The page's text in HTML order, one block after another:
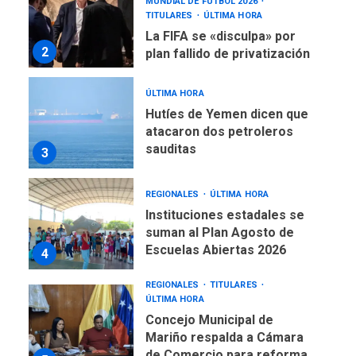
2
TITULARES
ÚLTIMA HORA
La FIFA se «disculpa» por
plan fallido de privatización
3
ÚLTIMA HORA
Hutíes de Yemen dicen que
atacaron dos petroleros
sauditas
4
REGIONALES ÚLTIMA HORA
Instituciones estadales se
suman al Plan Agosto de
Escuelas Abiertas 2026
REGIONALES
TITULARES
ÚLTIMA HORA
Concejo Municipal de
Mariño respalda a Cámara